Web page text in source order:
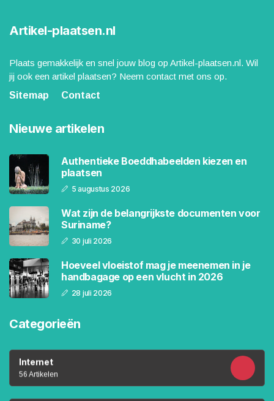
Artikel-plaatsen.nl
Plaats gemakkelijk en snel jouw blog op Artikel-plaatsen.nl. Wil
jij ook een artikel plaatsen? Neem contact met ons op.
Sitemap
Contact
Nieuwe artikelen
Authentieke Boeddhabeelden kiezen en
plaatsen
5 augustus 2026
Wat zijn de belangrijkste documenten voor
Suriname?
30 juli 2026
Hoeveel vloeistof mag je meenemen in je
handbagage op een vlucht in 2026
28 juli 2026
Categorieën
Internet
56 Artikelen